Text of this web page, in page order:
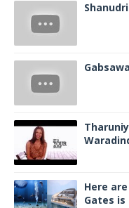
Here
Gates